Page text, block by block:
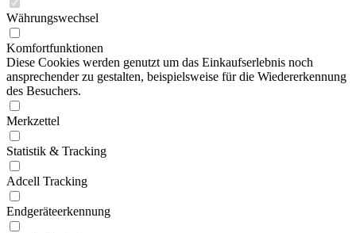
Währungswechsel
Komfortfunktionen
Diese Cookies werden genutzt um das Einkaufserlebnis noch
ansprechender zu gestalten, beispielsweise für die Wiedererkennung
des Besuchers.
Merkzettel
Statistik & Tracking
Adcell Tracking
Endgeräteerkennung